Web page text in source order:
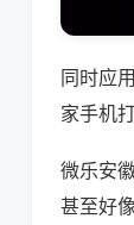
同时应
家手机
微乐安
甚至好